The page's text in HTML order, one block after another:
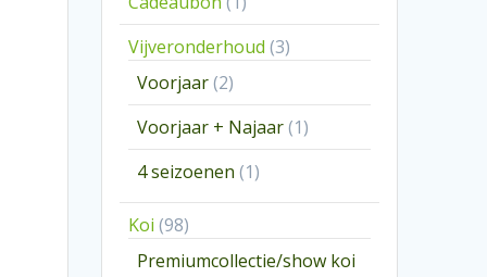
product
Vijveronderhoud 33
Voorjaar 22
producten
Voorjaar + Najaar 11
product
4 seizoenen 11
product
Koi 9898
producten
Premiumcollectie/show koi